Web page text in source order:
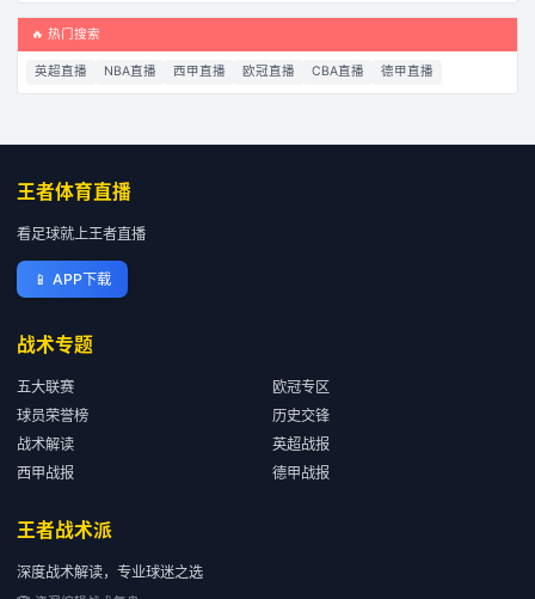
🔥 热门搜索
英超直播 NBA直播 西甲直播 欧冠直播 CBA直播 德甲直播
王者体育直播
看足球就上王者直播
📱 APP下载
战术专题
五大联赛
欧冠专区
球员荣誉榜
历史交锋
战术解读
英超战报
西甲战报
德甲战报
王者战术派
深度战术解读，专业球迷之选